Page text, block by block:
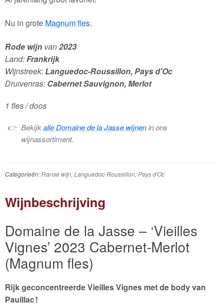
Nu in grote Magnum fles.
Rode wijnvan2023
Land:Frankrijk
Wijnstreek:Languedoc-Roussillon, Pays d'Oc
Druivenras: Cabernet Sauvignon, Merlot
1 fles / doos
Bekijkalle Domaine de la Jasse wijnenin ons
wijnassortiment.
Categorieën:Franse wijn, Languedoc-Roussillon, Pays d'Oc
Wijnbeschrijving
Domaine de la Jasse – ‘Vieilles
Vignes’ 2023 Cabernet-Merlot
(Magnum fles)
Rijk geconcentreerde Vieilles Vignes met de body van
Pauillac !